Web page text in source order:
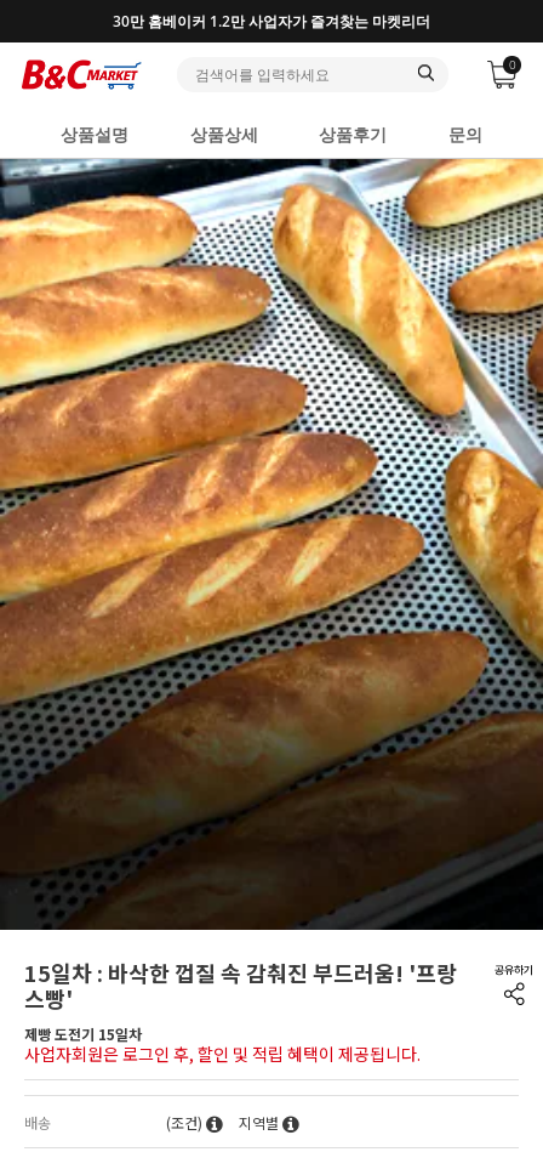
반포, 홍대, 성수 플래그십 매장, 7천 가지 상품 보유
0
상품설명 상품상세 상품후기 문의
15일차 : 바삭한 껍질 속 감춰진 부드러움! '프랑
스빵'
제빵 도전기 15일차
사업자회원은 로그인 후, 할인 및 적립 혜택이 제공됩니다.
배송 (조건) 지역별